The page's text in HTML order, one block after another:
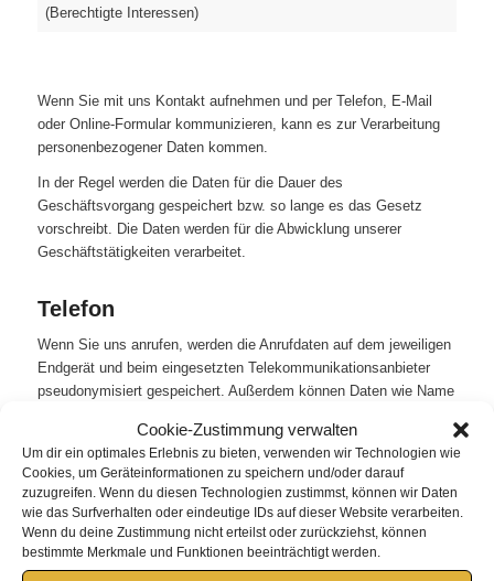
Cookie-Zustimmung verwalten
Um dir ein optimales Erlebnis zu bieten, verwenden wir Technologien wie
Cookies, um Geräteinformationen zu speichern und/oder darauf
zuzugreifen. Wenn du diesen Technologien zustimmst, können wir Daten
wie das Surfverhalten oder eindeutige IDs auf dieser Website verarbeiten.
Wenn du deine Zustimmung nicht erteilst oder zurückziehst, können
bestimmte Merkmale und Funktionen beeinträchtigt werden.
(Berechtigte Interessen)
Wenn Sie mit uns Kontakt aufnehmen und per Telefon, E-Mail
oder Online-Formular kommunizieren, kann es zur Verarbeitung
personenbezogener Daten kommen.
In der Regel werden die Daten für die Dauer des
Geschäftsvorgang gespeichert bzw. so lange es das Gesetz
vorschreibt. Die Daten werden für die Abwicklung unserer
Geschäftstätigkeiten verarbeitet.
Telefon
Wenn Sie uns anrufen, werden die Anrufdaten auf dem jeweiligen
Endgerät und beim eingesetzten Telekommunikationsanbieter
pseudonymisiert gespeichert. Außerdem können Daten wie Name
Anfragebeantwortung gespeichert werden. Die Daten werden
gelöscht, sobald der Geschäftsfall beendet wurde und es
gesetzliche Vorgaben erlauben.
E-Mail
Wenn Sie mit uns per E-Mail kommunizieren, werden Daten auf